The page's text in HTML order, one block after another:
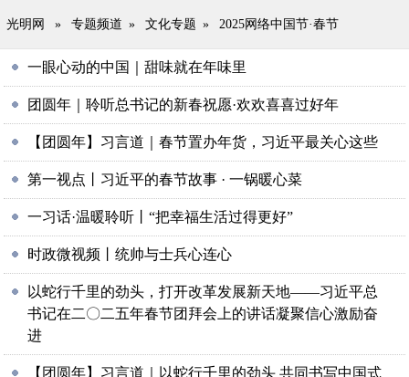
光明网 » 专题频道 » 文化专题 » 2025网络中国节·春节
一眼心动的中国｜甜味就在年味里
团圆年｜聆听总书记的新春祝愿·欢欢喜喜过好年
【团圆年】习言道｜春节置办年货，习近平最关心这些
第一视点丨习近平的春节故事 · 一锅暖心菜
一习话·温暖聆听丨“把幸福生活过得更好”
时政微视频丨统帅与士兵心连心
以蛇行千里的劲头，打开改革发展新天地——习近平总
书记在二〇二五年春节团拜会上的讲话凝聚信心激励奋
进
【团圆年】习言道｜以蛇行千里的劲头 共同书写中国式